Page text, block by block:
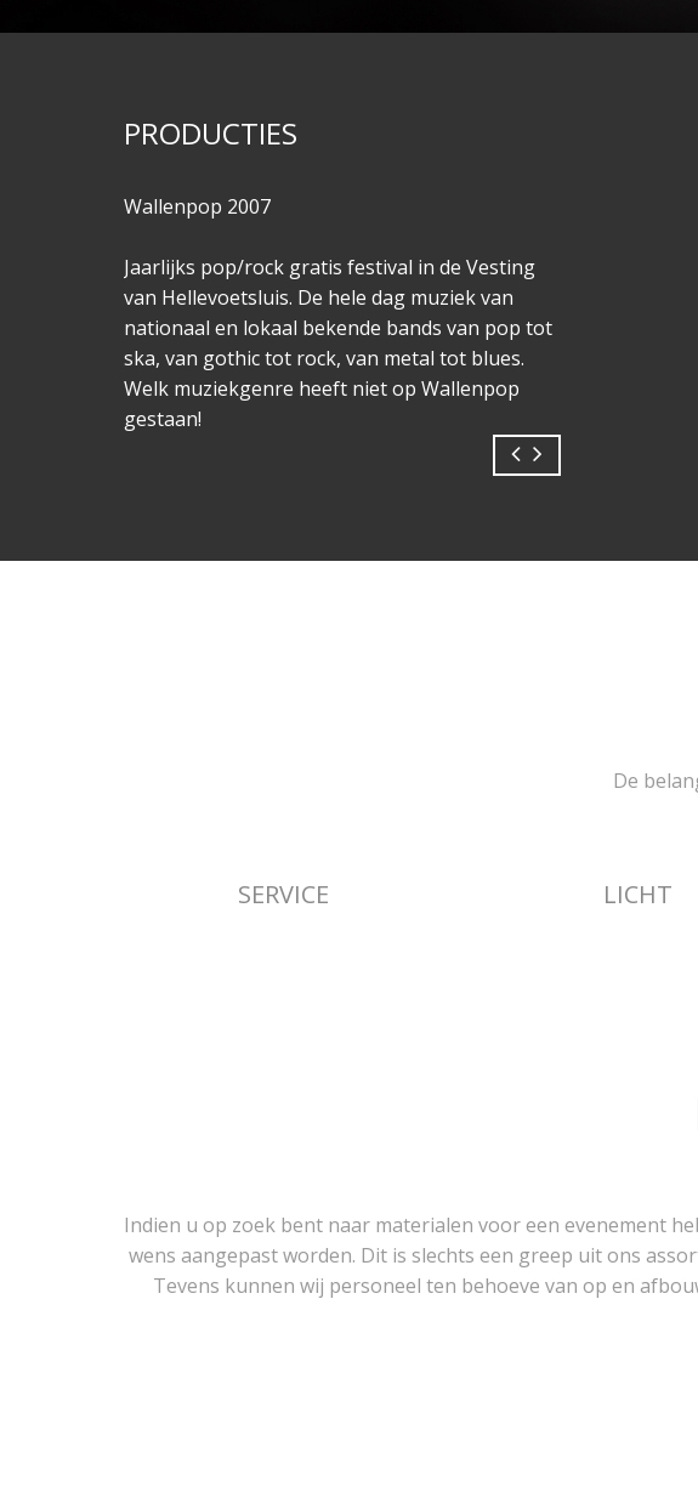
PRODUCTIES
Wallenpop 2007
Jaarlijks pop/rock gratis festival in de Vesting
van Hellevoetsluis. De hele dag muziek van
nationaal en lokaal bekende bands van pop tot
ska, van gothic tot rock, van metal tot blues.
Welk muziekgenre heeft niet op Wallenpop
gestaan!
Baroeg
wordt
De
SERVICE LICHT
Indien u op zoek bent naar materialen voor een evenement
wens aangepast worden. Dit is slechts een greep uit ons
Tevens kunnen wij personeel ten behoeve van op en